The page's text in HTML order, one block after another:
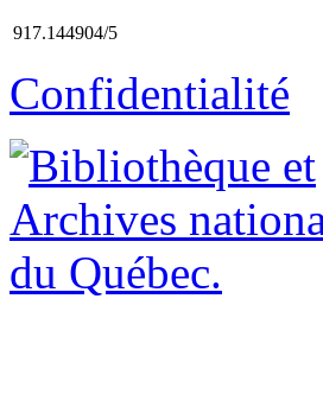
917.144904/5
Confidentialité